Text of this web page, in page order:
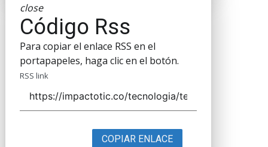
close
Código Rss
Para copiar el enlace RSS en el
portapapeles, haga clic en el botón.
RSS link
COPIAR ENLACE